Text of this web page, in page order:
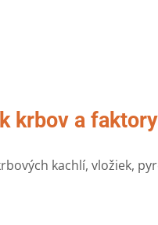
krbov a
kachlí, vložiek,